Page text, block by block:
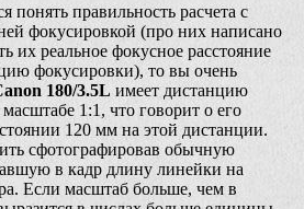
понять правильность расчета с
фокусировкой (про них написано
их реальное фокусное расстояние
фокусировки), то вы очень
180/3.5L имеет дистанцию
1:1, что говорит о его
120 мм на этой дистанции.
сфотографировав обычную
в кадр длину линейки на
Если масштаб больше, чем в